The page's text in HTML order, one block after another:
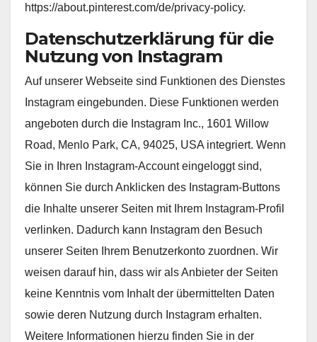
https://about.pinterest.com/de/privacy-policy.
Datenschutzerklärung für die
Nutzung von Instagram
Auf unserer Webseite sind Funktionen des Dienstes
Instagram eingebunden. Diese Funktionen werden
angeboten durch die Instagram Inc., 1601 Willow
Road, Menlo Park, CA, 94025, USA integriert. Wenn
Sie in Ihren Instagram-Account eingeloggt sind,
können Sie durch Anklicken des Instagram-Buttons
die Inhalte unserer Seiten mit Ihrem Instagram-Profil
verlinken. Dadurch kann Instagram den Besuch
unserer Seiten Ihrem Benutzerkonto zuordnen. Wir
weisen darauf hin, dass wir als Anbieter der Seiten
keine Kenntnis vom Inhalt der übermittelten Daten
sowie deren Nutzung durch Instagram erhalten.
Weitere Informationen hierzu finden Sie in der